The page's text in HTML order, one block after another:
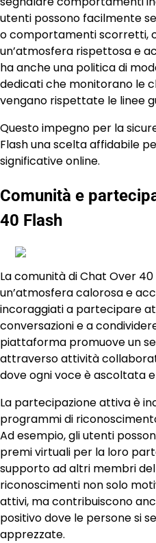
utenti possono facilmente
o comportamenti scorretti,
un’atmosfera rispettosa e
ha anche una politica di
dedicati che monitorano le
vengano rispettate le linee
Questo impegno per la
Flash una scelta affidabile
significative online.
Comunità e
40 Flash
La comunità di Chat Over
un’atmosfera calorosa e
incoraggiati a partecipare
conversazioni e a
piattaforma promuove un
attraverso attività
dove ogni voce è ascoltata
La partecipazione attiva è
programmi di
Ad esempio, gli utenti
premi virtuali per la loro
supporto ad altri membri
riconoscimenti non solo
attivi, ma contribuiscono
positivo dove le persone si
apprezzate.